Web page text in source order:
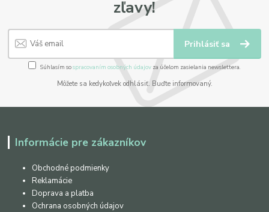
zľavy!
Prihlásiť sa
Súhlasím sospracovaním osobných údajov za účelom zasielania newslettera.
Môžete sa kedykoľvek odhlásiť. Buďte informovaný.
Informácie pre zákazníkov
Obchodné podmienky
Reklamácie
Doprava a platba
Ochrana osobných údajov